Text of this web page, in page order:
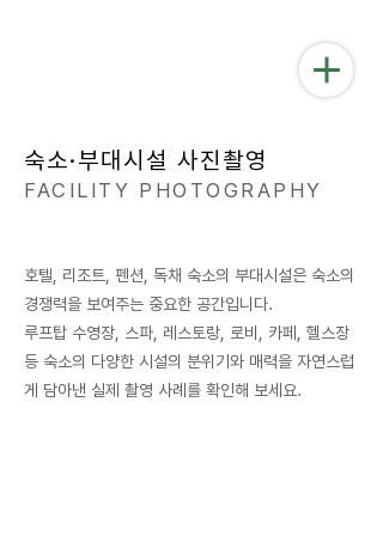
숙소·부대시설 사진촬영
FACILITY PHOTOGRAPHY
호텔, 리조트, 펜션, 독채 숙소의 부대시설은 숙소의
경쟁력을 보여주는 중요한 공간입니다.
루프탑 수영장, 스파, 레스토랑, 로비, 카페, 헬스장
등 숙소의 다양한 시설의 분위기와 매력을 자연스럽
게 담아낸 실제 촬영 사례를 확인해 보세요.